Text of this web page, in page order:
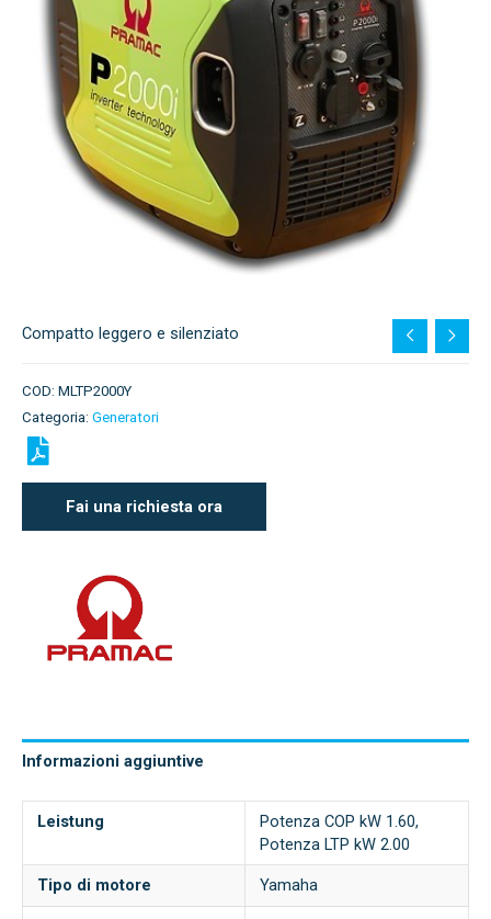
Compatto leggero e silenziato
COD: MLTP2000Y
Categoria: Generatori
Fai una richiesta ora
Informazioni aggiuntive
Leistung
Potenza COP kW 1.60,
Potenza LTP kW 2.00
Tipo di motore Yamaha